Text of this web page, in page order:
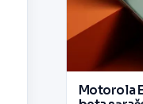
Motorola